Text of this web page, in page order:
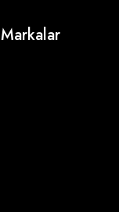
Markalar